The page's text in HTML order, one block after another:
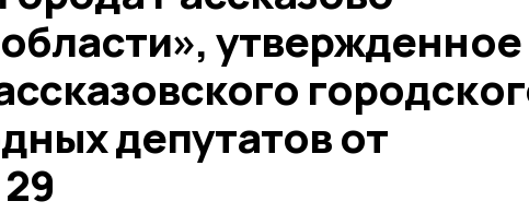
утвержденное
депутатов от